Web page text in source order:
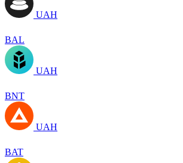
UAH
BAL
UAH
BNT
UAH
BAT